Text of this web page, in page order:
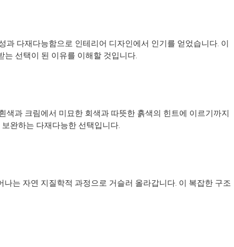
다재다능함으로 인테리어 디자인에서 인기를 얻었습니다. 이
선택이 된 이유를 이해할 것입니다.
과 크림에서 미묘한 회색과 따뜻한 흙색의 힌트에 이르기까지
완하는 다재다능한 선택입니다.
는 자연 지질학적 과정으로 거슬러 올라갑니다. 이 복잡한 구조